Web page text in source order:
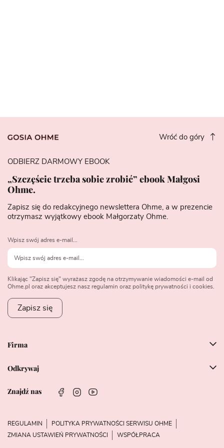
Wróć do góry
Firma
Odkrywaj
Znajdź nas
ODBIERZ DARMOWY EBOOK
„Szczęście trzeba sobie zrobić” ebook Małgosi
Ohme.
Zapisz się do redakcyjnego newslettera Ohme, a w prezencie
otrzymasz wyjątkowy ebook Małgorzaty Ohme.
Wpisz swój adres e-mail...
Klikając "Zapisz się" wyrażasz zgodę na otrzymywanie wiadomości e-mail od
Ohme.pl oraz akceptujesz nasz regulamin oraz politykę prywatności i cookies.
Zapisz się
REGULAMIN
POLITYKA PRYWATNOŚCI SERWISU OHME
ZMIANA USTAWIEŃ PRYWATNOŚCI
WSPÓŁPRACA